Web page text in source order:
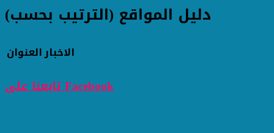
دليل المواقع (الترتيب بحسب)
العنوانالاخبار
تابعنا على Facebook